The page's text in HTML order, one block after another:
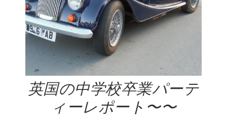
英国の中学校卒業パーテ
ィーレポート〜〜